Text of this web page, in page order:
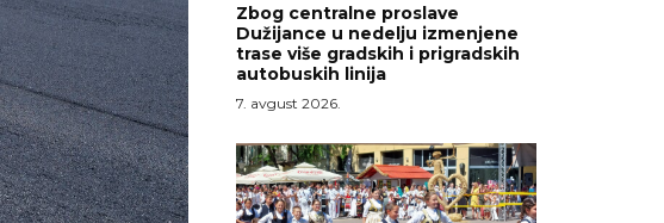
Zbog centralne proslave
Dužijance u nedelju izmenjene
trase više gradskih i prigradskih
autobuskih linija
7. avgust 2026.